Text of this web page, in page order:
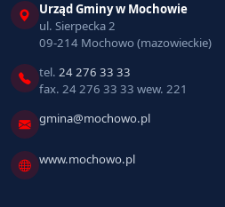
Urząd Gminy w Mochowie
ul. Sierpecka 2
09-214 Mochowo (mazowieckie)
tel. 24 276 33 33
fax. 24 276 33 33 wew. 221
gmina@mochowo.pl
www.mochowo.pl